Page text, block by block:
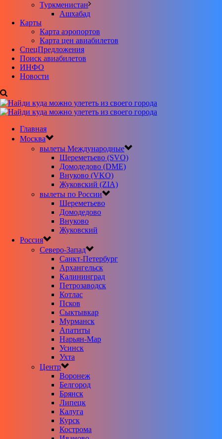
Туркменистан
Ашхабад
Карты
Карта аэропортов
Карта цен авиабилетов
CпецПредложения
Поиск авиабилетов
ИНФО
Новости
Главная
Москва
вылеты Международные
Шереметьево (SVO)
Домодедово (DME)
Внуково (VKO)
Жуковский (ZIA)
вылеты по России
Шереметьево
Домодедово
Внуково
Жуковский
Россия
Северо-Запад
Санкт-Петербург
Архангельск
Калининград
Петрозаводск
Котлас
Псков
Сыктывкар
Мурманск
Апатиты
Нарьян-Мар
Усинск
Ухта
Центр
Воронеж
Белгород
Брянск
Липецк
Калуга
Курск
Кострома